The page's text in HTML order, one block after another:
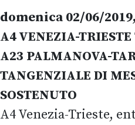
domenica 02/06/
A4 VENEZIA-
A23 PALMANOVA-
TANGENZIALE DI
SOSTENUTO
A4 Venezia-Trieste,